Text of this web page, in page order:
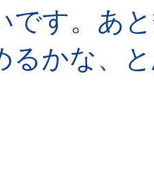
です。あ
るかな、